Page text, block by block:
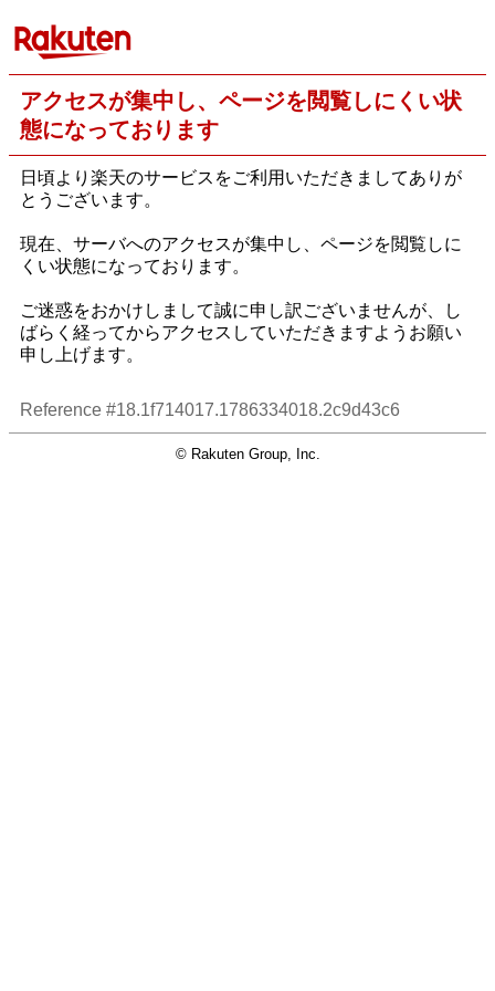
アクセスが集中し、ページを閲覧しにくい状
態になっております
日頃より楽天のサービスをご利用いただきましてありが
とうございます。
現在、サーバへのアクセスが集中し、ページを閲覧しに
くい状態になっております。
ご迷惑をおかけしまして誠に申し訳ございませんが、し
ばらく経ってからアクセスしていただきますようお願い
申し上げます。
Reference #18.1f714017.1786334018.2c9d43c6
© Rakuten Group, Inc.